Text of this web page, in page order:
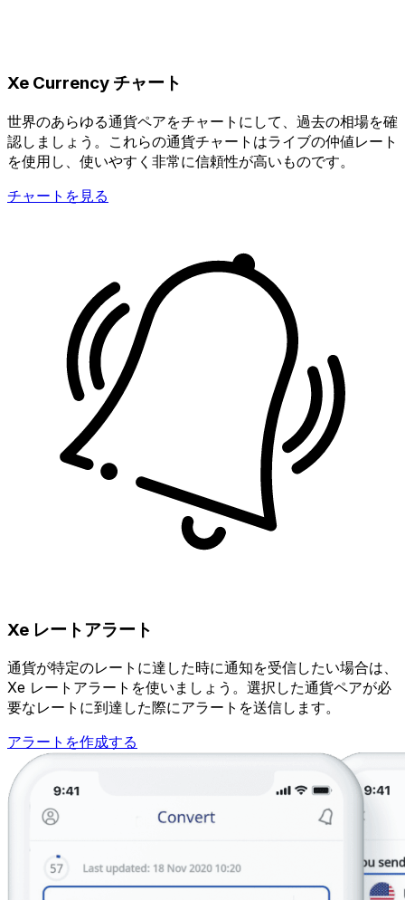
Xe Currency チャート
世界のあらゆる通貨ペアをチャートにして、過去の相場を確
認しましょう。これらの通貨チャートはライブの仲値レート
を使用し、使いやすく非常に信頼性が高いものです。
チャートを見る
Xe レートアラート
通貨が特定のレートに達した時に通知を受信したい場合は、
Xe レートアラートを使いましょう。選択した通貨ペアが必
要なレートに到達した際にアラートを送信します。
アラートを作成する